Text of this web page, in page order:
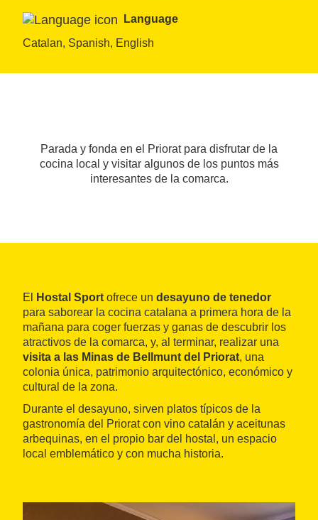
Language
Catalan, Spanish, English
Parada y fonda en el Priorat para disfrutar de la
cocina local y visitar algunos de los puntos más
interesantes de la comarca.
El Hostal Sport ofrece un desayuno de tenedor
para saborear la cocina catalana a primera hora de la
mañana para coger fuerzas y ganas de descubrir los
atractivos de la comarca, y, al terminar, realizar una
visita a las Minas de Bellmunt del Priorat, una
colonia única, patrimonio arquitectónico, económico y
cultural de la zona.
Durante el desayuno, sirven platos típicos de la
gastronomía del Priorat con vino catalán y aceitunas
arbequinas, en el propio bar del hostal, un espacio
local emblemático y con mucha historia.